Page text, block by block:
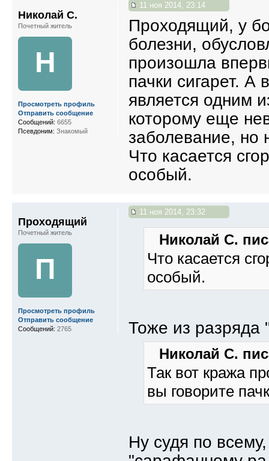
11 ноя 2014, 23:14
Проходящий, у
болезни,
произошла
пачки сигарет. А
является одним
которому еще
заболевание, но
Что касается
особый.
Николай С.
Почетный житель
Н
Просмотреть профиль
Отправить сообщение
Сообщений: 6655
Псевдоним: Знакомый
11 ноя 2014, 23:32
Николай С.
Что касается
особый.
Тоже из разряда
Николай С.
Так вот кража
вы говорите
Ну судя по
Проходящий
Почетный житель
П
Просмотреть профиль
Отправить сообщение
Сообщений: 2765